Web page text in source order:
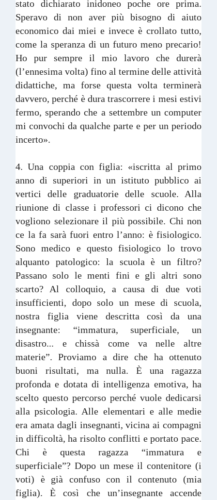
stato dichiarato inidoneo poche ore prima.
Speravo di non aver più bisogno di aiuto
economico dai miei e invece è crollato tutto,
come la speranza di un futuro meno precario!
Ho pur sempre il mio lavoro che durerà
(l’ennesima volta) fino al termine delle attività
didattiche, ma forse questa volta terminerà
davvero, perché è dura trascorrere i mesi estivi
fermo, sperando che a settembre un computer
mi convochi da qualche parte e per un periodo
incerto».
4. Una coppia con figlia: «iscritta al primo
anno di superiori in un istituto pubblico ai
vertici delle graduatorie delle scuole. Alla
riunione di classe i professori ci dicono che
vogliono selezionare il più possibile. Chi non
ce la fa sarà fuori entro l’anno: è fisiologico.
Sono medico e questo fisiologico lo trovo
alquanto patologico: la scuola è un filtro?
Passano solo le menti fini e gli altri sono
scarto? Al colloquio, a causa di due voti
insufficienti, dopo solo un mese di scuola,
nostra figlia viene descritta così da una
insegnante: “immatura, superficiale, un
disastro... e chissà come va nelle altre
materie”. Proviamo a dire che ha ottenuto
buoni risultati, ma nulla. È una ragazza
profonda e dotata di intelligenza emotiva, ha
scelto questo percorso perché vuole dedicarsi
alla psicologia. Alle elementari e alle medie
era amata dagli insegnanti, vicina ai compagni
in difficoltà, ha risolto conflitti e portato pace.
Chi è questa ragazza “immatura e
superficiale”? Dopo un mese il contenitore (i
voti) è già confuso con il contenuto (mia
figlia). È così che un’insegnante accende